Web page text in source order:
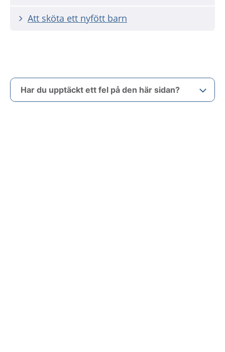
Att sköta ett nyfött barn
Har du upptäckt ett fel på den här sidan?